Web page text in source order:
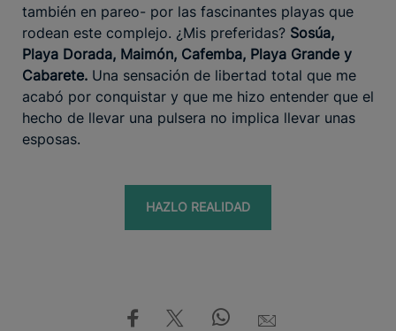
también en pareo- por las fascinantes playas que
rodean este complejo. ¿Mis preferidas? Sosúa,
Playa Dorada, Maimón, Cafemba, Playa Grande y
Cabarete. Una sensación de libertad total que me
acabó por conquistar y que me hizo entender que el
hecho de llevar una pulsera no implica llevar unas
esposas.
HAZLO REALIDAD